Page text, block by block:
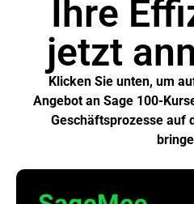
Ihre
jetzt
Klicken Sie unten, um
Angebot an Sage 100-
Geschäftsprozesse auf